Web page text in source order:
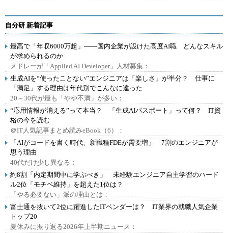
自分研 新着記事
最高で「年収6000万超」――国内企業が設けた高度AI職 どんなスキル
が求められるのか
メドレーが「Applied AI Developer」人材募集：
生成AIを“使ったことない”エンジニアは「楽しさ」が半分？ 仕事に
「満足」する理由は年代別でこんなに違った
20～30代が最も「やや不満」が多い：
“応用情報が消える”って本当？ 「生成AIパスポート」って何？ IT資
格の今を読む
＠IT人気記事まとめ読みeBook（6）：
「AIがコードを書く時代、新職種FDEが需要増」 7割のエンジニアが
思う理由
40代だけ少し異なる：
約8割「内定期間中に学ぶべき」 未経験エンジニア自主学習のハード
ル2位「モチベ維持」を超えた1位は？
「やる必要ない」派の理由とは：
富士通を抜いて2位に躍進したITベンダーは？ IT業界の就職人気企業
トップ20
夏休みに振り返る2026年上半期ニュース：